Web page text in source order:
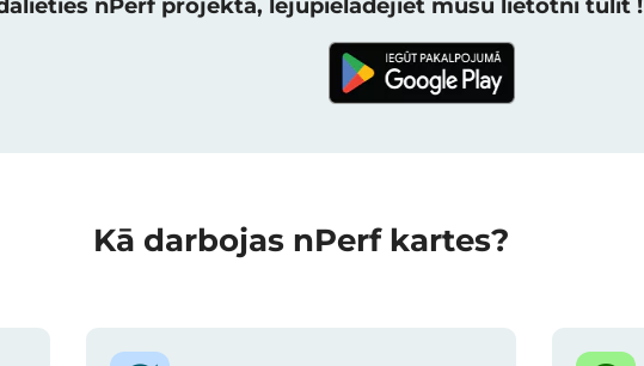
nPerf projektā, lejupielādējiet mūsu lietotni tūlīt !
Kā darbojas nPerf kartes?